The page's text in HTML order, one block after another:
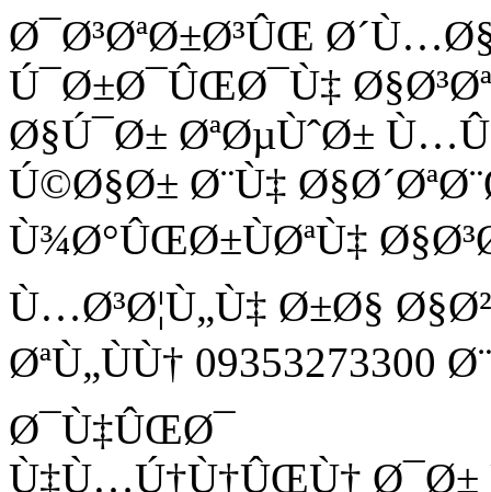
Ø¯Ø³ØªØ±Ø³ÛŒ
Ú¯Ø±Ø¯ÛŒØ¯Ù‡ Ø§Ø³Øª
Ø§Ú¯Ø± ØªØµÙˆØ±
Ú©Ø§Ø± Ø¨Ù‡
Ù¾Ø°ÛŒØ±ÙØªÙ‡
Ù…Ø³Ø¦Ù„Ù‡ Ø±Ø§
ØªÙ„ÙÙ†
Ø¯Ù‡ÛŒØ¯
Ù‡Ù…Ú†Ù†ÛŒÙ† Ø¯Ø±